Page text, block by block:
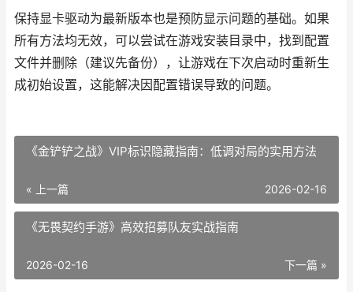
保持显卡驱动为最新版本也是预防显示问题的基础。如果
所有方法均无效，可以尝试在游戏安装目录中，找到配置
文件并删除（建议先备份），让游戏在下次启动时重新生
成初始设置，这能解决因配置错误导致的问题。
《金铲铲之战》VIP标识隐藏指南：低调对局的实用方法
« 上一篇 2026-02-16
《无畏契约手游》高效招募队友实战指南
下一篇 »
2026-02-16